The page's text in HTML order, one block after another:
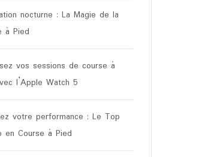
nocturne : La Magie de la
à Pied
vos sessions de course à
l’Apple Watch 5
votre performance : Le Top
en Course à Pied